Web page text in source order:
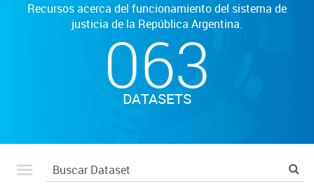
Recursos acerca del funcionamiento del sistema de
justicia de la República Argentina.
063
DATASETS